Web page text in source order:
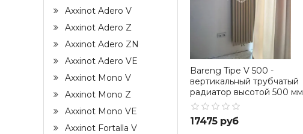
Bareng Tipe V 500 -
вертикальный трубчатый
радиатор высотой 500 мм
17475 руб
Axxinot Adero V
Axxinot Adero Z
Axxinot Adero ZN
Axxinot Adero VE
Axxinot Mono V
Axxinot Mono Z
Axxinot Mono VE
Axxinot Fortalla V